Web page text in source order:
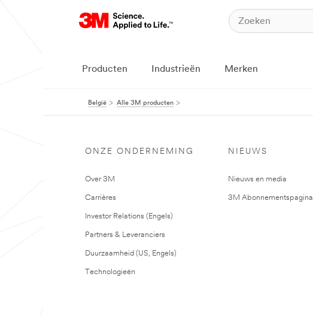
Producten Industrieën Merken
België Alle 3M producten
ONZE ONDERNEMING
Over 3M
Carrières
Investor Relations (Engels)
Partners & Leveranciers
Duurzaamheid (US, Engels)
Technologieën
NIEUWS
Nieuws en media
3M Abonnementspagina